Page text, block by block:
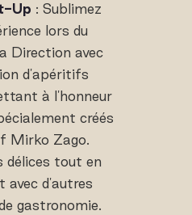
Up : Sublimez
lors du
Direction avec
d'apéritifs
à l'honneur
créés
Mirko Zago.
délices tout en
avec d'autres
gastronomie.